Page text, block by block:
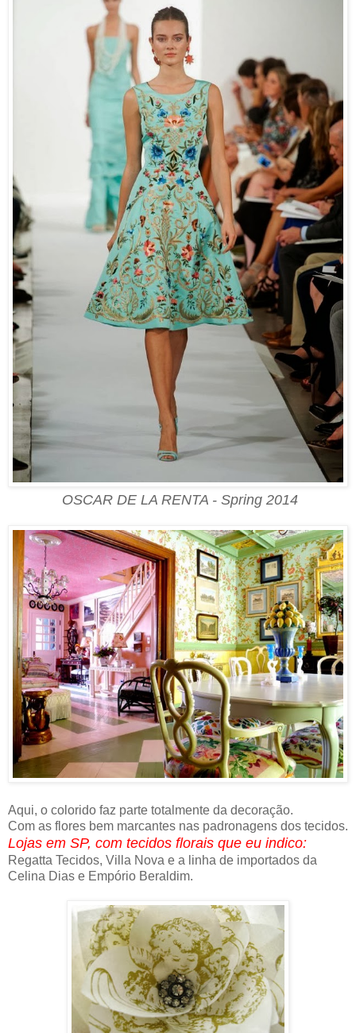
OSCAR DE LA RENTA - Spring 2014
Aqui, o colorido faz parte totalmente da decoração.
Com as flores bem marcantes nas padronagens dos tecidos.
Lojas em SP, com tecidos florais que eu indico:
Regatta Tecidos, Villa Nova e a linha de importados da
Celina Dias e Empório Beraldim.